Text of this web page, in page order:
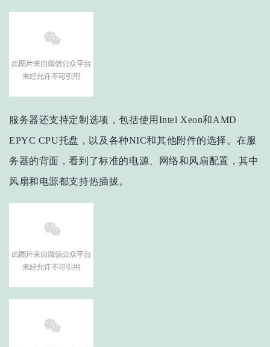
服务器还支持定制选项，包括使用Intel Xeon和AMD
EPYC CPU托盘，以及各种NIC和其他附件的选择。 在服
务器的背面，看到了标准的电源、网络和风扇配置，其中
风扇和电源都支持热插拔。